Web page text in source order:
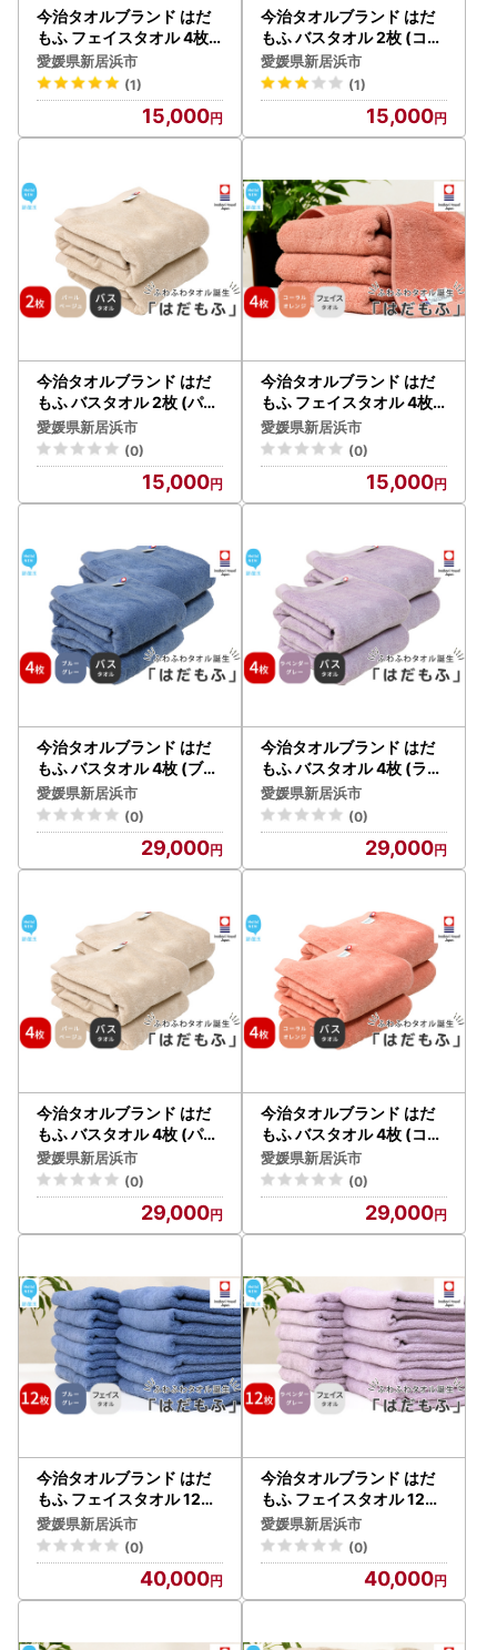
今治タオルブランド はだ
もふ フェイスタオル 4枚 (
パールベージュ) 【5SEC
ONDS】
愛媛県新居浜市
(1)
15,000
今治タオルブランド はだ
もふ バスタオル 2枚 (コー
ラルオレンジ) 【5SECON
DS】
愛媛県新居浜市
(1)
15,000
今治タオルブランド はだ
もふ バスタオル 2枚 (パー
ルベージュ) 【5SECOND
S】
愛媛県新居浜市
(0)
15,000
今治タオルブランド はだ
もふ フェイスタオル 4枚 (
コーラルオレンジ) 【5SE
CONDS】
愛媛県新居浜市
(0)
15,000
今治タオルブランド はだ
もふ バスタオル 4枚 (ブル
ーグレー) 【5SECONDS
】
愛媛県新居浜市
(0)
29,000
今治タオルブランド はだ
もふ バスタオル 4枚 (ラベ
ンダーグレー) 【5SECON
DS】
愛媛県新居浜市
(0)
29,000
今治タオルブランド はだ
もふ バスタオル 4枚 (パー
ルベージュ) 【5SECOND
S】
愛媛県新居浜市
(0)
29,000
今治タオルブランド はだ
もふ バスタオル 4枚 (コー
ラルオレンジ) 【5SECON
DS】
愛媛県新居浜市
(0)
29,000
今治タオルブランド はだ
もふ フェイスタオル 12枚
(ブルーグレー) 【5SECO
NDS】
愛媛県新居浜市
(0)
40,000
今治タオルブランド はだ
もふ フェイスタオル 12枚
(ラベンダーグレー)【5SE
CONDS】
愛媛県新居浜市
(0)
40,000